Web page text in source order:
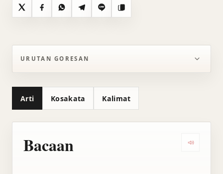
X FacebookWhatsAppTelegramLine Salin
URUTAN GORESAN
Arti Kosakata Kalimat
Bacaan